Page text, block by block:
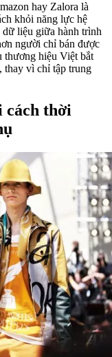
hay Zalora là
khỏi năng lực hệ
liệu giữa hành trình
người chỉ bán được
thương hiệu Việt bắt
thay vì chỉ tập trung
cách thời